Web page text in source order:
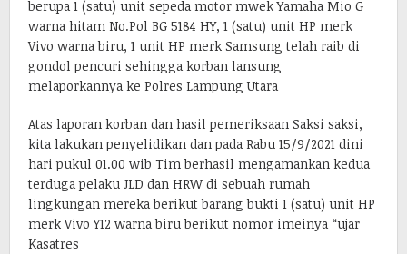
berupa 1 (satu) unit sepeda motor mwek Yamaha Mio G
warna hitam No.Pol BG 5184 HY, 1 (satu) unit HP merk
Vivo warna biru, 1 unit HP merk Samsung telah raib di
gondol pencuri sehingga korban lansung
melaporkannya ke Polres Lampung Utara
Atas laporan korban dan hasil pemeriksaan Saksi saksi,
kita lakukan penyelidikan dan pada Rabu 15/9/2021 dini
hari pukul 01.00 wib Tim berhasil mengamankan kedua
terduga pelaku JLD dan HRW di sebuah rumah
lingkungan mereka berikut barang bukti 1 (satu) unit HP
merk Vivo Y12 warna biru berikut nomor imeinya “ujar
Kasatres